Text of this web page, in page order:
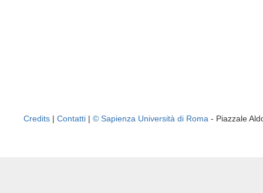
Credits | Contatti | © Sapienza Università di Roma - Piazzale